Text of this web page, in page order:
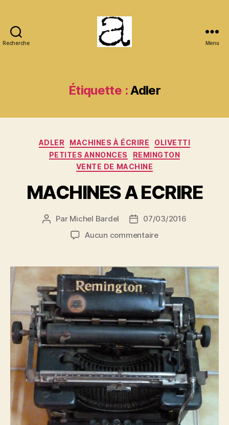
Recherche Menu
Étiquette :Adler
Catégories
ADLER MACHINES À ÉCRIRE
OLIVETTI
PETITES ANNONCES
REMINGTON
VENTE DE MACHINE
MACHINES A ECRIRE
Auteur
Par Michel Bardel
Date07/03/2016
Aucun commentairesur
ECRIRE